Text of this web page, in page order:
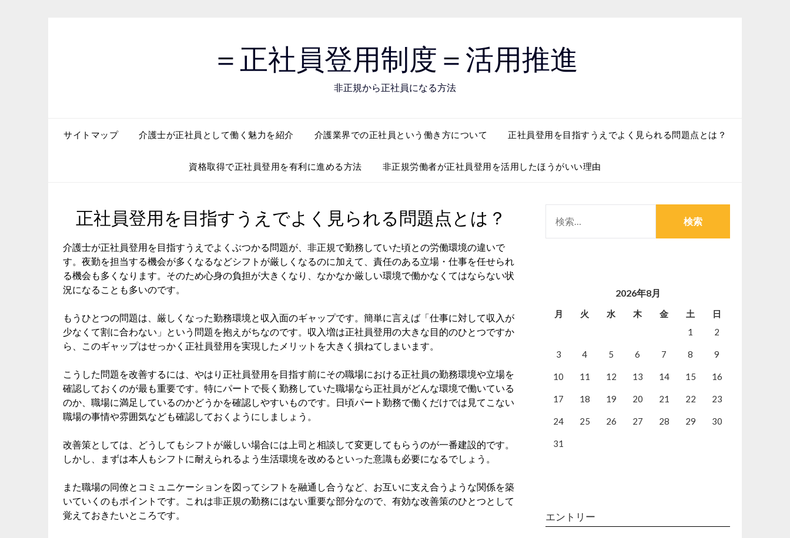
＝正社員登用制度＝活用推進
非正規から正社員になる方法
サイトマップ 介護士が正社員として働く魅力を紹介 介護業界での正社員という働き方について 正社員登用を目指すうえでよく見られる問題点とは？
資格取得で正社員登用を有利に進める方法 非正規労働者が正社員登用を活用したほうがいい理由
正社員登用を目指すうえでよく見られる問題点とは？
介護士が正社員登用を目指すうえでよくぶつかる問題が、非正規で勤務していた頃との労働環境の違いで
す。夜勤を担当する機会が多くなるなどシフトが厳しくなるのに加えて、責任のある立場・仕事を任せられ
る機会も多くなります。そのため心身の負担が大きくなり、なかなか厳しい環境で働かなくてはならない状
況になることも多いのです。
もうひとつの問題は、厳しくなった勤務環境と収入面のギャップです。簡単に言えば「仕事に対して収入が
少なくて割に合わない」という問題を抱えがちなのです。収入増は正社員登用の大きな目的のひとつですか
ら、このギャップはせっかく正社員登用を実現したメリットを大きく損ねてしまいます。
こうした問題を改善するには、やはり正社員登用を目指す前にその職場における正社員の勤務環境や立場を
確認しておくのが最も重要です。特にパートで長く勤務していた職場なら正社員がどんな環境で働いている
のか、職場に満足しているのかどうかを確認しやすいものです。日頃パート勤務で働くだけでは見てこない
職場の事情や雰囲気なども確認しておくようにしましょう。
改善策としては、どうしてもシフトが厳しい場合には上司と相談して変更してもらうのが一番建設的です。
しかし、まずは本人もシフトに耐えられるよう生活環境を改めるといった意識も必要になるでしょう。
また職場の同僚とコミュニケーションを図ってシフトを融通し合うなど、お互いに支え合うような関係を築
いていくのもポイントです。これは非正規の勤務にはない重要な部分なので、有効な改善策のひとつとして
覚えておきたいところです。
索:
2026年8月
月 火 水 木 金 土
日
1
2
3 4 5 6 7 8 9
10 11 12 13 14 15 16
17 18 19 20 21 22 23
24 25 26 27 28 29 30
31
エントリー